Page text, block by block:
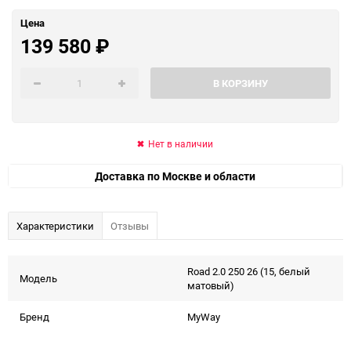
Цена
139 580₽
В КОРЗИНУ
Нет в наличии
Доставка по Москве и области
Характеристики Отзывы
Модель
Road 2.0 250 26 (15, белый
матовый)
Бренд MyWay